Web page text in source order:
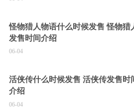
怪物猎人物语什么时候发售 怪物猎
发售时间介绍
06-04
活侠传什么时候发售 活侠传发售时
介绍
06-04